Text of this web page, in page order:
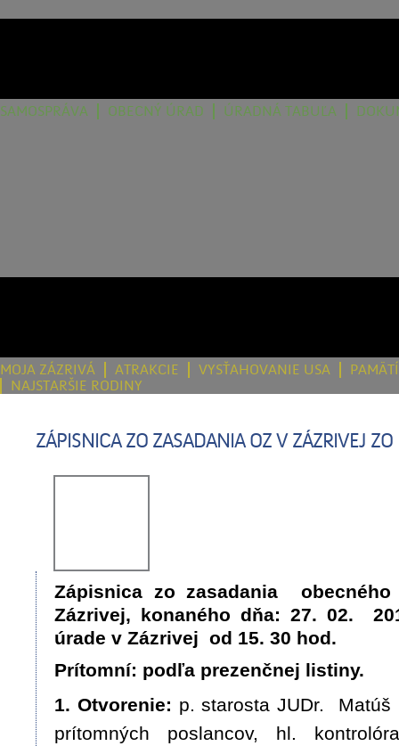
SAMOSPRÁVA OBECNÝ ÚRAD ÚRADNÁ TABUĽA
MOJA ZÁZRIVÁ ATRAKCIE VYSŤAHOVANIE USA
NAJSTARŠIE RODINY
ZÁPISNICA ZO ZASADANIA OZ V ZÁZRIVEJ
Zápisnica zo zasadania
Zázrivej, konaného dňa: 27. 02.
úrade v Zázrivej od 15. 30 hod.
Prítomní: podľa prezenčnej listiny.
1. Otvorenie: p. starosta JUDr.
prítomných poslancov, hl.